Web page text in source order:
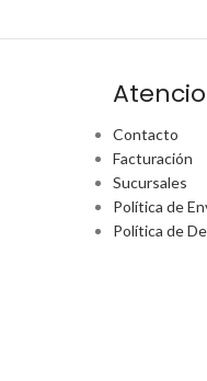
Contacto
Facturación
Sucursales
Política de
Política de